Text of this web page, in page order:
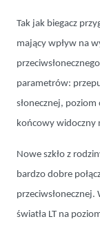
Tak jak biegacz
mający wpływ na
parametrów:
słonecznej,
końcowy widoczny
Nowe szkło z
bardzo dobre
przeciwsłonecznej.
światła LT na